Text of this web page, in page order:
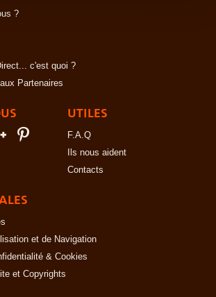
?
c'est quoi ?
Partenaires
UTILES
F.A.Q
Ils nous aident
Contacts
et de Navigation
& Cookies
et Copyrights